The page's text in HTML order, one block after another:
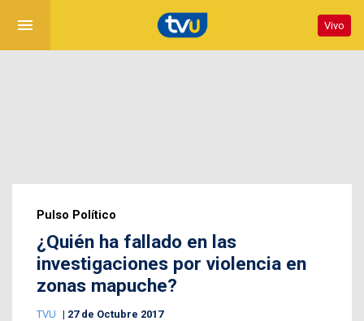
menu Vivo
Pulso Político
¿Quién ha fallado en las
investigaciones por violencia en
zonas mapuche?
TVU 27 de Octubre 2017